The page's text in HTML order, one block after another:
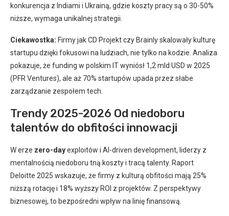
konkurencja z Indiami i Ukrainą, gdzie koszty pracy są o 30-50%
niższe, wymaga unikalnej strategii.
Ciekawostka: Firmy jak CD Projekt czy Brainly skalowały kulturę
startupu dzięki fokusowi na ludziach, nie tylko na kodzie. Analiza
pokazuje, że funding w polskim IT wyniósł 1,2 mld USD w 2025
(PFR Ventures), ale aż 70% startupów upada przez słabe
zarządzanie zespołem tech.
Trendy 2025-2026 Od niedoboru
talentów do obfitości innowacji
W erze zero-dayexploitów i AI-driven development, liderzy z
mentalnością niedoboru tną koszty i tracą talenty. Raport
Deloitte 2025 wskazuje, że firmy z kulturą obfitości mają 25%
niższą rotację i 18% wyższy ROI z projektów. Z perspektywy
biznesowej, to bezpośredni wpływ na linię finansową.